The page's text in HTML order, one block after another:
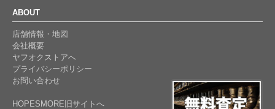
ABOUT
店舗情報・地図
会社概要
ヤフオクストアへ
プライバシーポリシー
お問い合わせ
HOPESMORE旧サイトへ